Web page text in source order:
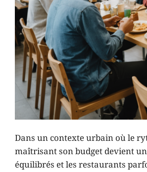
Dans un contexte urbain où le
maîtrisant son budget devient
équilibrés et les restaurants